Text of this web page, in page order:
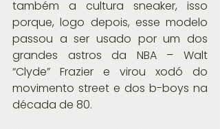
também a cultura sneaker, isso
porque, logo depois, esse modelo
passou a ser usado por um dos
grandes astros da NBA – Walt
“Clyde” Frazier e virou xodó do
movimento street e dos b-boys na
década de 80.